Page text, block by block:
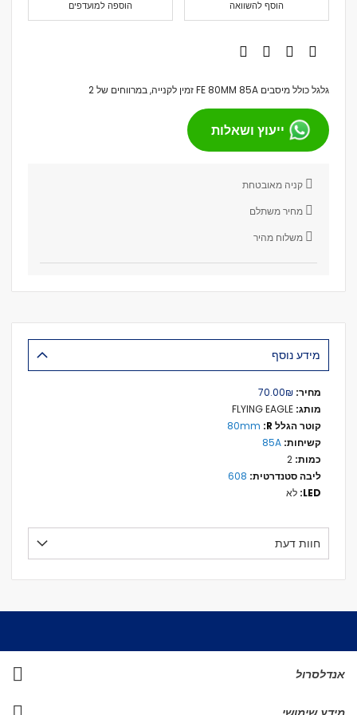
הוספה למועדפים הוסף להשוואה
גלגל כולל מיסבים FE 80MM 85A זמין לקנייה, במרווחים של 2
ייעוץ ושאלות
קניה מאובטחת
מחיר משתלם
משלוח מהיר
מידע נוסף
מידע
נוסף
₪‏70.00
80mm
85A
608
לא
חוות דעת
אנדלסרול